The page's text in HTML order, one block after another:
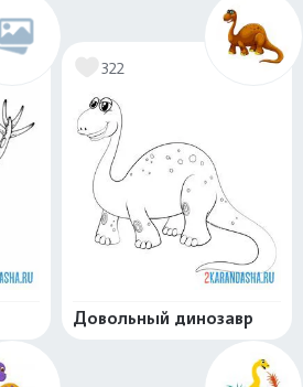
322
Довольный динозавр